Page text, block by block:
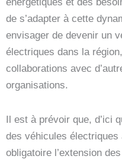
de s’adapter à cette
envisager de devenir un
électriques dans la
collaborations avec
organisations.
Il est à prévoir que, d’ici
des véhicules électriques
obligatoire l’extension